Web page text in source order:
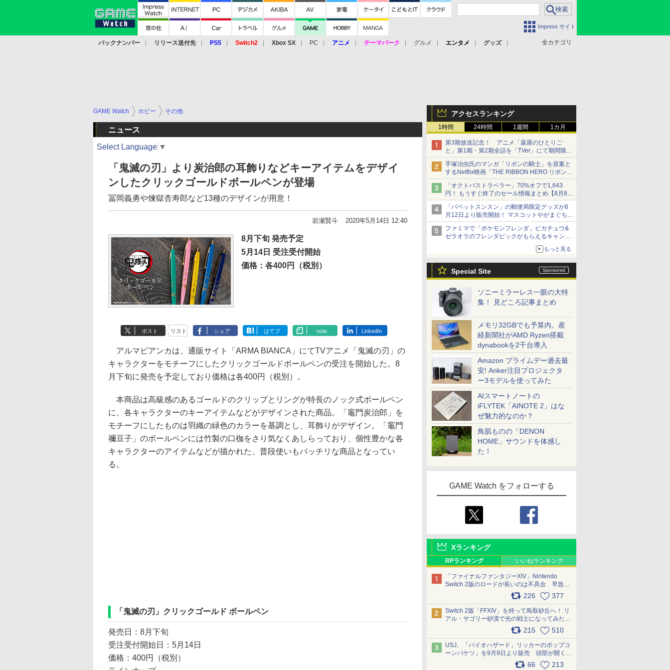
Impress サイト
全カテゴリ
バックナンバー リリース送付先 PS5 Switch2 Xbox SX PC アニメ テーマパーク グルメ エンタメ
グッズ
アクセスランキング
1時間 24時間 1週間 1カ月
第3期放送記念！ アニメ「薬屋のひとりご
と」第1期・第2期全話を「TVer」にて期間限定
で順次無料配信開始
手塚治虫氏のマンガ「リボンの騎士」を原案と
するNetflix映画「THE RIBBON HERO リボンヒ
ーロー」本日配信開始
「オクトパストラベラー」70%オフで1,643
円！ もうすぐ終了のセール情報まとめ【8月8日
更新】
ニンテンドーeショップでは「大神 絶景版」が
67%オフで990円
「パペットスンスン」の郵便局限定グッズが8
月12日より販売開始！ マスコットやがまぐち、
レターセットなどが登場
ファミマで「ポケモンフレンダ」ピカチュウ&
ゼラオラのフレンダピックがもらえるキャンペ
もっと見る
Special Site
ソニーミラーレス一眼の大特
集！ 見どころ記事まとめ
メモリ32GBでも予算内。産
経新聞社がAMD Ryzen搭載
dynabookを2千台導入
Amazon プライムデー過去最
安! Anker注目プロジェクタ
ー3モデルを使ってみた
AIスマートノートの
iFLYTEK「AINOTE 2」はな
ぜ魅力的なのか？
鳥肌ものの「DENON
HOME」サウンドを体感し
た！
GAME Watch をフォローする
Xランキング
RPランキング いいねランキング
「ファイナルファンタジーXIV」Nintendo
Switch 2版のロードが長いのは不具合 早急に
アップデートできるよう対応中226 377
Switch 2版「FFXIV」を持って鳥取砂丘へ！ リ
アル・サゴリー砂漠で光の戦士になってみた
215 510
USJ、「バイオハザード」リッカーのポップコ
ーンバケツ」を9月9日より販売 頭部が開く仕
組み。味は恐怖を堪のう「味噌フレーバー」
66 213
GAME Watch ホビー その他
ニュース
Select Language ▼
「鬼滅の刃」より炭治郎の耳飾りなどキーアイテムをデザイ
ンしたクリックゴールドボールペンが登場
冨岡義勇や煉獄杏寿郎など13種のデザインが用意！
岩瀬賢斗 2020年5月14日 12:40
8月下旬 発売予定
5月14日 受注受付開始
価格：各400円（税別）
ポスト リスト シェア はてブ note LinkedIn
アルマビアンカは、通販サイト「ARMA BIANCA」にてTVアニメ「鬼滅の刃」の
キャラクターをモチーフにしたクリックゴールドボールペンの受注を開始した。8
月下旬に発売を予定しており価格は各400円（税別）。
本商品は高級感のあるゴールドのクリップとリングが特長のノック式ボールペン
に、各キャラクターのキーアイテムなどがデザインされた商品。「竈門炭治郎」を
モチーフにしたものは羽織の緑色のカラーを基調とし、耳飾りがデザイン。「竈門
禰豆子」のボールペンには竹製の口枷をさり気なくあしらっており、個性豊かな各
キャラクターのアイテムなどが描かれた、普段使いもバッチリな商品となってい
る。
「鬼滅の刃」クリックゴールド ボールペン
発売日：8月下旬
受注受付開始日：5月14日
価格：400円（税別）